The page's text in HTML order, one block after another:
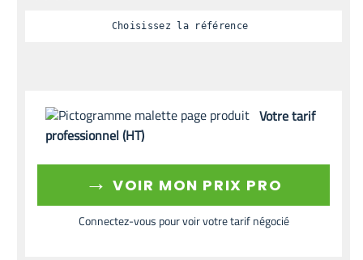
Choisissez la référence
Votre tarif
professionnel (HT)
→ VOIR MON PRIX PRO
Connectez-vous pour voir votre tarif négocié